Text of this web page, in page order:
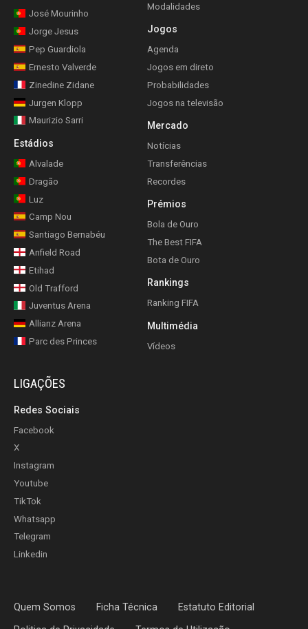
José Mourinho
Jorge Jesus
Pep Guardiola
Ernesto Valverde
Zinedine Zidane
Jurgen Klopp
Maurizio Sarri
Estádios
Alvalade
Dragão
Luz
Camp Nou
Santiago Bernabéu
Anfield Road
Etihad
Old Trafford
Juventus Arena
Allianz Arena
Parc des Princes
Modalidades
Jogos
Agenda
Jogos em direto
Probabilidades
Jogos na televisão
Mercado
Notícias
Transferências
Recordes
Prémios
Bola de Ouro
The Best FIFA
Bota de Ouro
Rankings
Ranking FIFA
Multimédia
Vídeos
LIGAÇÕES
Redes Sociais
Facebook
X
Instagram
Youtube
TikTok
Whatsapp
Telegram
Linkedin
Quem Somos Ficha Técnica Estatuto Editorial